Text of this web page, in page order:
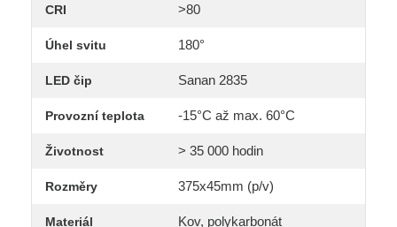
CRI >80
Úhel svitu 180°
LED čip Sanan 2835
Provozní teplota -15°C až max. 60°C
Životnost > 35 000 hodin
Rozměry 375x45mm (p/v)
Materiál Kov, polykarbonát